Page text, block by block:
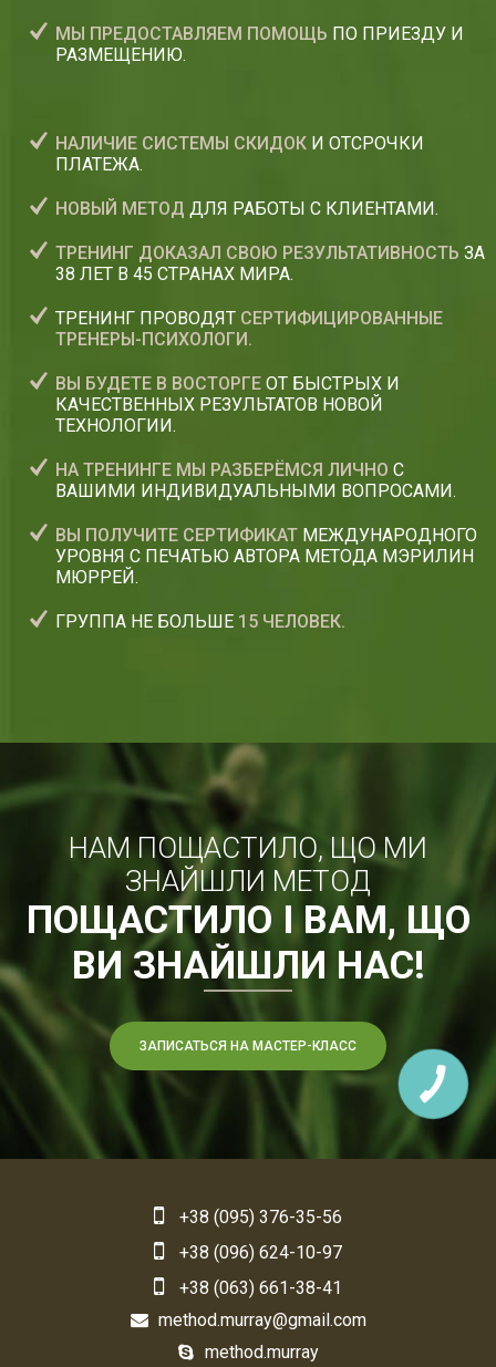
МЫ ПРЕДОСТАВЛЯЕМ ПОМОЩЬ ПО ПРИЕЗДУ И
РАЗМЕЩЕНИЮ.
НАЛИЧИЕ СИСТЕМЫ СКИДОК И ОТСРОЧКИ
ПЛАТЕЖА.
НОВЫЙ МЕТОД ДЛЯ РАБОТЫ С КЛИЕНТАМИ.
ТРЕНИНГ ДОКАЗАЛ СВОЮ РЕЗУЛЬТАТИВНОСТЬ ЗА
38 ЛЕТ В 45 СТРАНАХ МИРА.
ТРЕНИНГ ПРОВОДЯТ СЕРТИФИЦИРОВАННЫЕ
ТРЕНЕРЫ-ПСИХОЛОГИ.
ВЫ БУДЕТЕ В ВОСТОРГЕ ОТ БЫСТРЫХ И
КАЧЕСТВЕННЫХ РЕЗУЛЬТАТОВ НОВОЙ
ТЕХНОЛОГИИ.
НА ТРЕНИНГЕ МЫ РАЗБЕРЁМСЯ ЛИЧНО С
ВАШИМИ ИНДИВИДУАЛЬНЫМИ ВОПРОСАМИ.
ВЫ ПОЛУЧИТЕ СЕРТИФИКАТ МЕЖДУНАРОДНОГО
УРОВНЯ С ПЕЧАТЬЮ АВТОРА МЕТОДА МЭРИЛИН
МЮРРЕЙ.
ГРУППА НЕ БОЛЬШЕ 15 ЧЕЛОВЕК.
НАМ ПОЩАСТИЛО, ЩО МИ
ЗНАЙШЛИ МЕТОД
ПОЩАСТИЛО І ВАМ, ЩО
ВИ ЗНАЙШЛИ НАС!
ЗАПИСАТЬСЯ НА МАСТЕР-КЛАСС
+38 (095) 376-35-56
+38 (096) 624-10-97
+38 (063) 661-38-41
method.murray@gmail.com
method.murray